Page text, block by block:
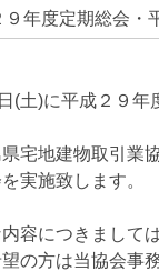
９年度定期総会・
(土)に平成２９年
県宅地建物取引業
実施致します。
容につきまして
の方は当協会事